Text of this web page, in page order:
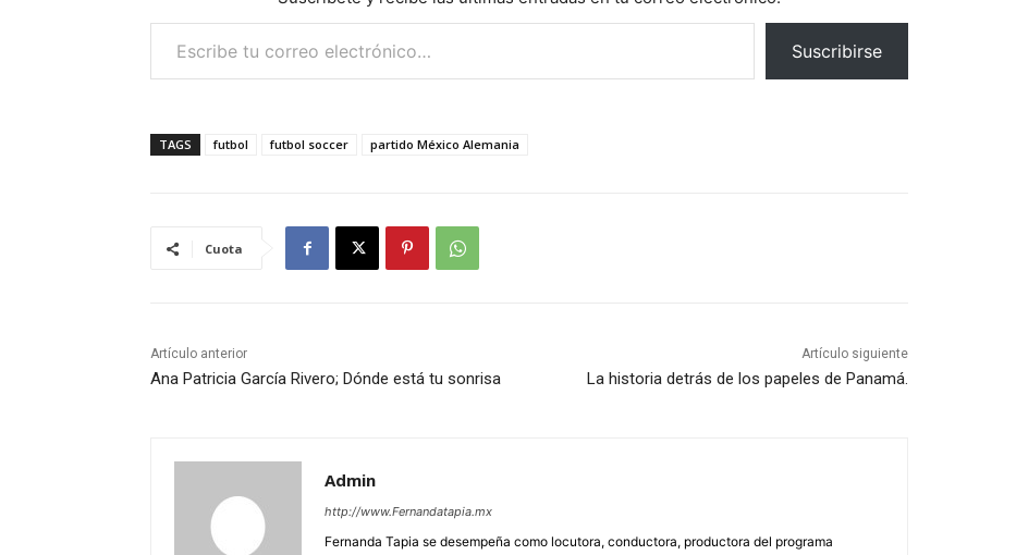
Escribe tu correo electrónico…
Suscribirse
TAGS futbol futbol soccer partido México Alemania
Cuota
Artículo anterior
Ana Patricia García Rivero; Dónde está tu sonrisa
Artículo siguiente
La historia detrás de los papeles de Panamá.
Admin
http://www.Fernandatapia.mx
Fernanda Tapia se desempeña como locutora, conductora, productora del programa